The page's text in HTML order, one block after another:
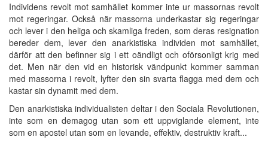
Individens revolt mot samhället kommer inte ur massornas revolt
mot regeringar. Också när massorna underkastar sig regeringar
och lever i den heliga och skamliga freden, som deras resignation
bereder dem, lever den anarkistiska individen mot samhället,
därför att den befinner sig i ett oändligt och oförsonligt krig med
det. Men när den vid en historisk vändpunkt kommer samman
med massorna i revolt, lyfter den sin svarta flagga med dem och
kastar sin dynamit med dem.
Den anarkistiska individualisten deltar i den Sociala Revolutionen,
inte som en demagog utan som ett uppviglande element, inte
som en apostel utan som en levande, effektiv, destruktiv kraft...